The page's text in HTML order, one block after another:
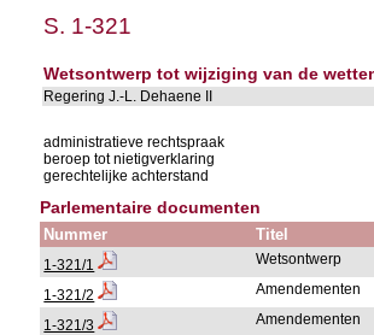
S. 1-321
Wetsontwerp tot wijziging van de
Regering J.-L. Dehaene II
administratieve rechtspraak
beroep tot nietigverklaring
gerechtelijke achterstand
Parlementaire documenten
Nummer Titel
1-321/1 Wetsontwerp
1-321/2 Amendementen
1-321/3 Amendementen